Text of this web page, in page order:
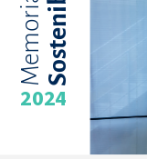
M
emo
S
ost
2024